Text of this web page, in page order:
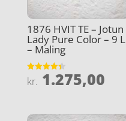
1876 HVIT TE – Jotun
Lady Pure Color – 9 L
– Maling
Vurderet
4.4
kr. 1.275,00